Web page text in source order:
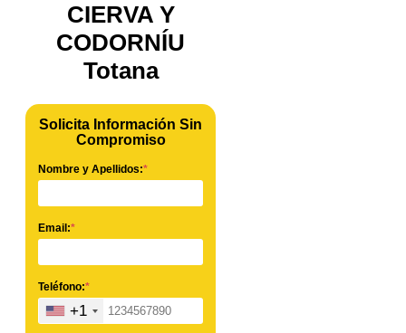
CIERVA Y
CODORNÍU
Totana
Solicita Información Sin
Compromiso
Nombre y Apellidos:*
Email:*
Teléfono:*
+1